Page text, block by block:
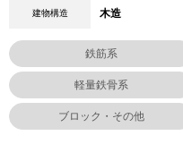
建物構造 木造
鉄筋系
軽量鉄骨系
ブロック・その他